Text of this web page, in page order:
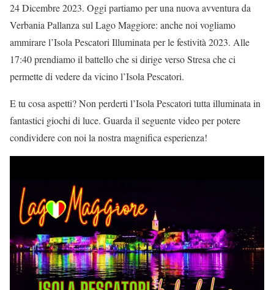
24 Dicembre 2023. Oggi partiamo per una nuova avventura da
Verbania Pallanza sul Lago Maggiore: anche noi vogliamo
ammirare l’Isola Pescatori Illuminata per le festività 2023. Alle
17:40 prendiamo il battello che si dirige verso Stresa che ci
permette di vedere da vicino l’Isola Pescatori.
E tu cosa aspetti? Non perderti l’Isola Pescatori tutta illuminata in
fantastici giochi di luce. Guarda il seguente video per potere
condividere con noi la nostra magnifica esperienza!